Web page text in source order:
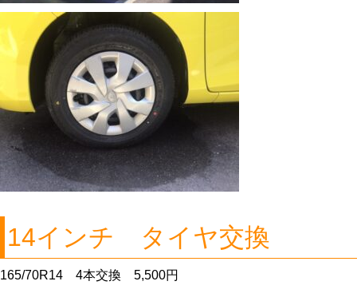
14インチ タイヤ交換
165/70R14 4本交換 5,500円